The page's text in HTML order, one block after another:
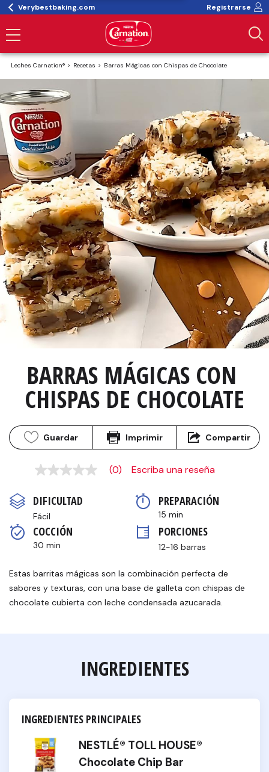
Verybestbaking.com Registrarse
Leches Carnation® Recetas Barras Mágicas con Chispas de Chocolate
BARRAS MÁGICAS CON
CHISPAS DE CHOCOLATE
Guardar Imprimir Compartir
Sin
en
la
misma
página.
(0) Escriba una reseña
DIFICULTAD
Fácil
PREPARACIÓN
15 min
COCCIÓN
30 min
PORCIONES
12-16 barras
Estas barritas mágicas son la combinación perfecta de
sabores y texturas, con una base de galleta con chispas de
chocolate cubierta con leche condensada azucarada.
INGREDIENTES
INGREDIENTES PRINCIPALES
NESTLÉ® TOLL HOUSE®
Chocolate Chip Bar